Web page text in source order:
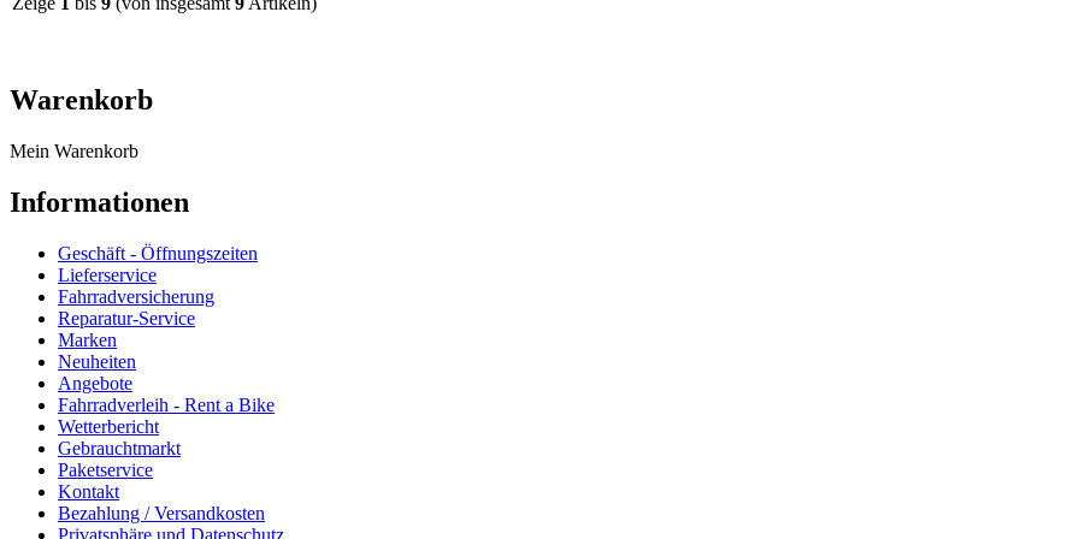
Warenkorb
Mein Warenkorb
Informationen
Geschäft - Öffnungszeiten
Lieferservice
Fahrradversicherung
Reparatur-Service
Marken
Neuheiten
Angebote
Fahrradverleih - Rent a Bike
Wetterbericht
Gebrauchtmarkt
Paketservice
Kontakt
Bezahlung / Versandkosten
Privatsphäre und Datenschutz